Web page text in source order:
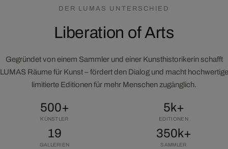
DER LUMAS UNTERSCHIED
Liberation of Arts
Gegründet von einem Sammler und einer Kunsthistorikerin schafft
LUMAS Räume für Kunst – fördert den Dialog und macht hochwertige
limitierte Editionen für mehr Menschen zugänglich.
500+
KÜNSTLER
5k+
EDITIONEN
19
GALLERIEN
350k+
SAMMLER